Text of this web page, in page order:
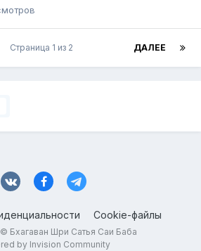
ДАЛЕЕ
Страница 1 из 2
Cookie-файлы
Бхагаван Шри Сатья Саи Баба
by Invision Community